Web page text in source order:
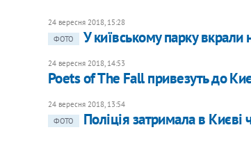
24 вересня 2018, 15:28
ФОТО
У київському парку
24 вересня 2018, 14:53
Poets of The Fall привезуть до
24 вересня 2018, 13:54
ФОТО
Поліція затримала в Києві